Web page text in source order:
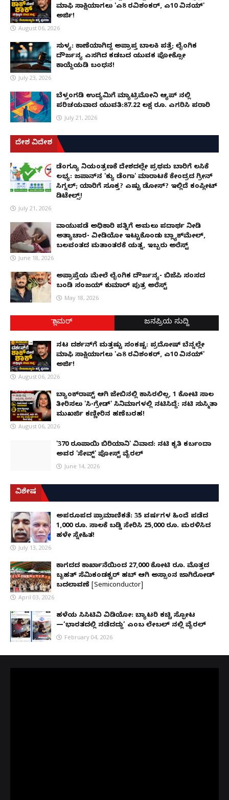
ಮಾಫಿ ಸಾಕ್ಷಿಯಾಗಲು 'ಎ8 ರವಿಶಂಕರ್, ಎ10 ವಿನಯ್'
ಅರ್ಜಿ!
August 06, 2026
ಸುಳ್ಯ: ಕಾಣೆಯಾಗಿದ್ದ ಅಪ್ರಾಪ್ತ ಬಾಲಕಿ ಪತ್ತೆ; ಲೈಂಗಿಕ
ದೌರ್ಜನ್ಯ ಎಸಗಿದ ಕಡಬದ ಯುವಕ ಪೋಕ್ಸೋ
ಕಾಯ್ದೆಯಡಿ ಬಂಧನ!
July 23, 2026
ಬೆಳ್ತಂಗಡಿ ಉದ್ಯಮಿಗೆ ಮ್ಯಾಟ್ರಿಮೋನಿ ಆ್ಯಪ್ ನಲ್ಲಿ
ಪರಿಚಯವಾದ ಯುವತಿ:87.22 ಲಕ್ಷ ರೂ. ಎಗರಿಸಿ ಪರಾರಿ
July 21, 2026
ದೇಶ ವಿದೇಶ
ಡೆಂಗ್ಯೂ ನಿಯಂತ್ರಣಕ್ಕೆ ದೇಶದಲ್ಲೇ ಪ್ರಥಮ ಬಾರಿಗೆ ಲಸಿಕೆ
ಲಭ್ಯ: ಜಪಾನ್‌ನ 'ಕ್ಯು ಡೆಂಗಾ' ಮಾರಾಟಕ್ಕೆ ಕೇಂದ್ರದ ಗ್ರೀನ್
ಸಿಗ್ನಲ್; ಯಾರಿಗೆ ಸೂಕ್ತ? ಎಷ್ಟು ಡೋಸ್? ಇಲ್ಲಿದೆ ಕಂಪ್ಲೀಟ್
ಡಿಟೇಲ್ಸ್!
July 21, 2026
ವಾಯುಪಡೆ ಅಧಿಕಾರಿ ಪತ್ನಿಗೆ ಅಮಲು ಪದಾರ್ಥ ನೀಡಿ
ಅತ್ಯಾಚಾರ- ವೀಡಿಯೋ ಇಟ್ಟುಕೊಂಡು ಬ್ಲ್ಯಾಕ್‌ಮೇಲ್,
ಬಲವಂತದ ಮತಾಂತರಕ್ಕೆ ಯತ್ನ, ಇಬ್ಬರು ಅರೆಸ್ಟ್
June 18, 2026
ಅಪ್ರಾಪ್ತೆಯ ಮೇಲೆ ಲೈಂಗಿಕ ದೌರ್ಜನ್ಯ- ಬಿಜೆಪಿ ಸಂಸದ
ಬಂಡಿ ಸಂಜಯ್ ಕುಮಾರ್ ಪುತ್ರ ಅರೆಸ್ಟ್
May 18, 2026
ಗ್ಲಾಮರ್ ಜನಪ್ರಿಯ ಸುದ್ದಿ
ನಟ ದರ್ಶನ್‌ಗೆ ಮತ್ತಷ್ಟು ಸಂಕಷ್ಟ: ಪ್ರದೋಷ್ ಬೆನ್ನಲ್ಲೇ
ಮಾಫಿ ಸಾಕ್ಷಿಯಾಗಲು 'ಎ8 ರವಿಶಂಕರ್, ಎ10 ವಿನಯ್'
ಅರ್ಜಿ!
August 06, 2026
ಬ್ಯಾಂಕ್‌ರಾಪ್ಟ್‌ ಆಗಿ ಜೇಬಿನಲ್ಲಿ ಕಾಸಿರಲಿಲ್ಲ, ₹1 ಕೋಟಿ ಸಾಲ
ತೀರಿಸಲು 'ಸಿ-ಗ್ರೇಡ್' ಸಿನಿಮಾಗಳಲ್ಲಿ ನಟಿಸಿದ್ದೆ: ನಟಿ ಸುಸ್ಮಿತಾ
ಮುಖರ್ಜಿ ಕಣ್ಣೀರಿನ ಹಣೆಬರಹ!
August 06, 2026
'370 ರೂಪಾಯಿ ಬಿರಿಯಾನಿ' ವಿವಾದ: ನಟಿ ಕೃತಿ ಕರ್ಬಂದಾ
ಅವರ 'ಸೇವ್ಜ್' ಪೋಸ್ಟ್ ವೈರಲ್
June 14, 2026
ವಿಶೇಷ
ಅಪರೂಪದ ಪ್ರಾಮಾಣಿಕತೆ: 35 ವರ್ಷಗಳ ಹಿಂದೆ ಪಡೆದ
1,000 ರೂ. ಸಾಲಕ್ಕೆ ಬಡ್ಡಿ ಸೇರಿಸಿ 25,000 ರೂ. ಮರಳಿಸಿದ
ಹಳೇ ಸ್ನೇಹಿತ!
July 13, 2026
ಕಾಗದದ ಕಾರ್ಖಾನೆಯಿಂದ 27,000 ಕೋಟಿ ರೂ. ಮೊತ್ತದ
ಬೃಹತ್ ಸೆಮಿಕಂಡಕ್ಟರ್ ಹಬ್ ಆಗಿ ಅಸ್ಸಾಂನ ಜಾಗಿರೋಡ್
ಬದಲಾವಣೆ [Semiconductor]
April 03, 2026
ಹಳೆಯ ಸಿಸಿಟಿವಿ ವಿಡಿಯೋ: ಬ್ಯಾಟರಿ ಕಚ್ಚಿ ಸ್ಫೋಟ
—‘ಭಾರತದಲ್ಲಿ ನಡೆದದ್ದು’ ಎಂಬ ಲೇಬಲ್ ನಲ್ಲಿ ವೈರಲ್
February 04, 2026